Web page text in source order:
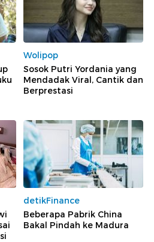
Wolipop
Sosok Putri Yordania yang
Mendadak Viral, Cantik dan
Berprestasi
detikFinance
Beberapa Pabrik China
Bakal Pindah ke Madura